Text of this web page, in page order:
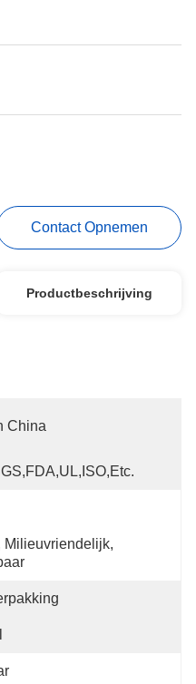
Contact Opnemen
Productbeschrijving
China
Milieuvriendelijk,